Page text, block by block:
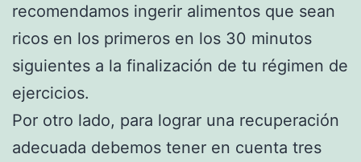
recomendamos ingerir alimentos que sean
ricos en los primeros en los 30 minutos
siguientes a la finalización de tu régimen de
ejercicios.
Por otro lado, para lograr una recuperación
adecuada debemos tener en cuenta tres